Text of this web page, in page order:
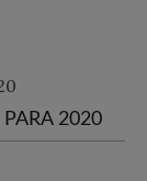
2020